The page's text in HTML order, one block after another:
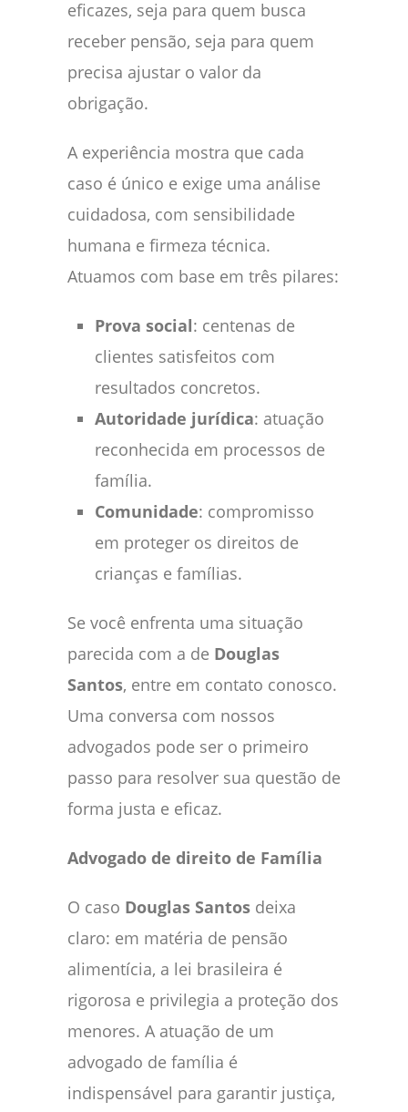
eficazes, seja para quem busca
receber pensão, seja para quem
precisa ajustar o valor da
obrigação.
A experiência mostra que cada
caso é único e exige uma análise
cuidadosa, com sensibilidade
humana e firmeza técnica.
Atuamos com base em três pilares:
Prova social: centenas de
clientes satisfeitos com
resultados concretos.
Autoridade jurídica: atuação
reconhecida em processos de
família.
Comunidade: compromisso
em proteger os direitos de
crianças e famílias.
Se você enfrenta uma situação
parecida com a de Douglas
Santos, entre em contato conosco.
Uma conversa com nossos
advogados pode ser o primeiro
passo para resolver sua questão de
forma justa e eficaz.
Advogado de direito de Família
O caso Douglas Santos deixa
claro: em matéria de pensão
alimentícia, a lei brasileira é
rigorosa e privilegia a proteção dos
menores. A atuação de um
advogado de família é
indispensável para garantir justiça,